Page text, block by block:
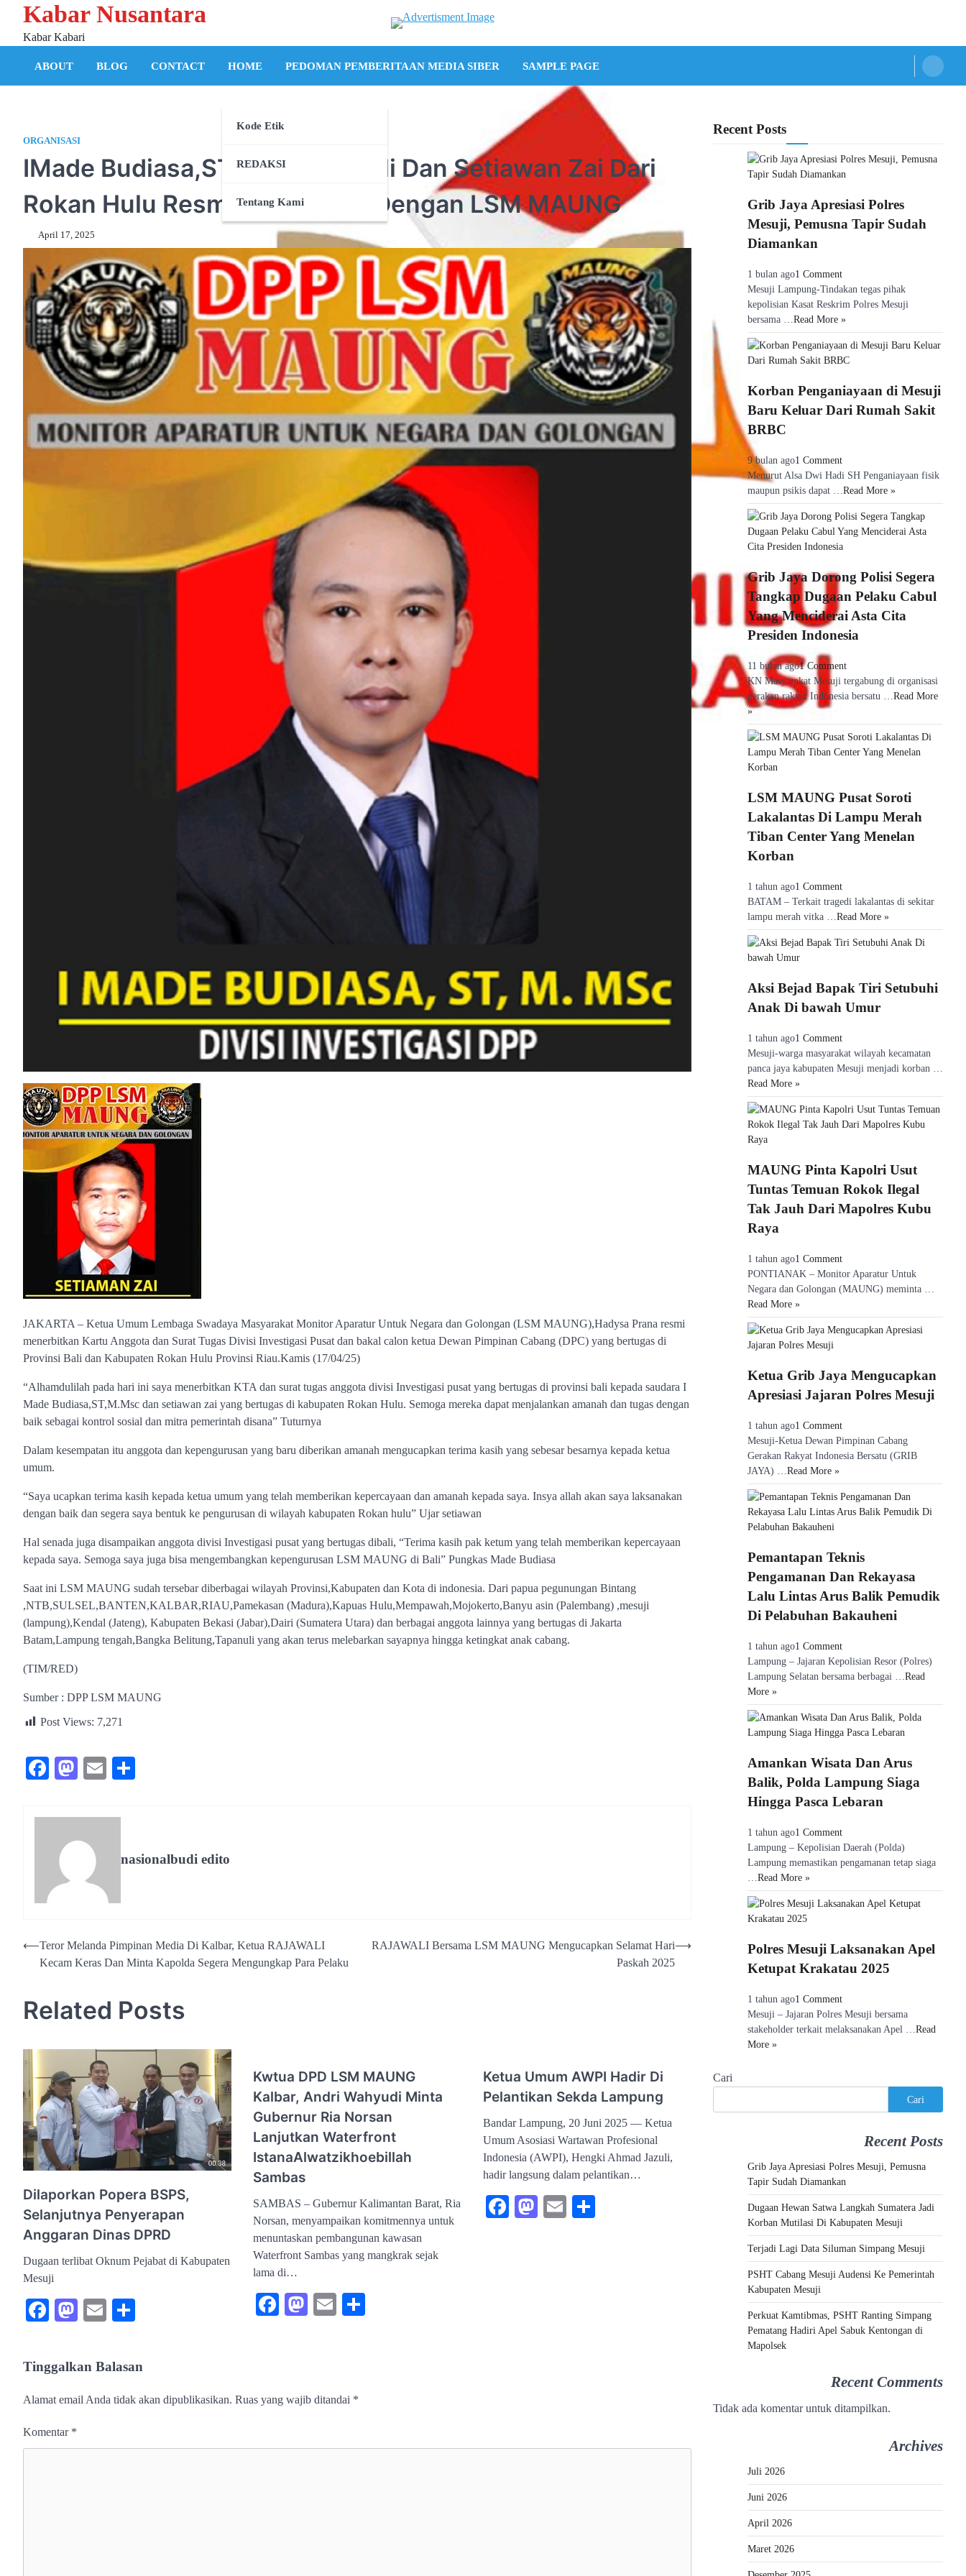
content
Kabar Nusantara
Kabar Kabari
ABOUT BLOG CONTACT HOME
Kode Etik
REDAKSI
Tentang Kami
PEDOMAN PEMBERITAAN MEDIA SIBER SAMPLE PAGE
ORGANISASI
IMade Budiasa,ST.M.Msc Di Bali Dan Setiawan Zai Dari
Rokan Hulu Resmi Bergabung Dengan LSM MAUNG
April 17, 2025
JAKARTA – Ketua Umum Lembaga Swadaya Masyarakat Monitor Aparatur Untuk Negara dan Golongan (LSM MAUNG),Hadysa Prana resmi
menerbitkan Kartu Anggota dan Surat Tugas Divisi Investigasi Pusat dan bakal calon ketua Dewan Pimpinan Cabang (DPC) yang bertugas di
Provinsi Bali dan Kabupaten Rokan Hulu Provinsi Riau.Kamis (17/04/25)
“Alhamdulilah pada hari ini saya menerbitkan KTA dan surat tugas anggota divisi Investigasi pusat yang bertugas di provinsi bali kepada saudara I
Made Budiasa,ST,M.Msc dan setiawan zai yang bertugas di kabupaten Rokan Hulu. Semoga mereka dapat menjalankan amanah dan tugas dengan
baik sebagai kontrol sosial dan mitra pemerintah disana” Tuturnya
Dalam kesempatan itu anggota dan kepengurusan yang baru diberikan amanah mengucapkan terima kasih yang sebesar besarnya kepada ketua
umum.
“Saya ucapkan terima kasih kepada ketua umum yang telah memberikan kepercayaan dan amanah kepada saya. Insya allah akan saya laksanakan
dengan baik dan segera saya bentuk ke pengurusan di wilayah kabupaten Rokan hulu” Ujar setiawan
Hal senada juga disampaikan anggota divisi Investigasi pusat yang bertugas dibali, “Terima kasih pak ketum yang telah memberikan kepercayaan
kepada saya. Semoga saya juga bisa mengembangkan kepengurusan LSM MAUNG di Bali” Pungkas Made Budiasa
Saat ini LSM MAUNG sudah tersebar diberbagai wilayah Provinsi,Kabupaten dan Kota di indonesia. Dari papua pegunungan Bintang
,NTB,SULSEL,BANTEN,KALBAR,RIAU,Pamekasan (Madura),Kapuas Hulu,Mempawah,Mojokerto,Banyu asin (Palembang) ,mesuji
(lampung),Kendal (Jateng), Kabupaten Bekasi (Jabar),Dairi (Sumatera Utara) dan berbagai anggota lainnya yang bertugas di Jakarta
Batam,Lampung tengah,Bangka Belitung,Tapanuli yang akan terus melebarkan sayapnya hingga ketingkat anak cabang.
(TIM/RED)
Sumber : DPP LSM MAUNG
Post Views: 7,271
Facebook
Mastodon
Email
nasionalbudi edito
Navigasi
pos
⟵Teror Melanda Pimpinan Media Di Kalbar, Ketua RAJAWALI
Kecam Keras Dan Minta Kapolda Segera Mengungkap Para Pelaku
RAJAWALI Bersama LSM MAUNG Mengucapkan Selamat Hari
Paskah 2025
⟶
Related Posts
Dilaporkan Popera BSPS,
Selanjutnya Penyerapan
Anggaran Dinas DPRD
Dugaan terlibat Oknum Pejabat di Kabupaten
Mesuji
Facebook
Mastodon
Email
Kwtua DPD LSM MAUNG
Kalbar, Andri Wahyudi Minta
Gubernur Ria Norsan
Lanjutkan Waterfront
IstanaAlwatzikhoebillah
Sambas
SAMBAS – Gubernur Kalimantan Barat, Ria
Norsan, menyampaikan komitmennya untuk
menuntaskan pembangunan kawasan
Waterfront Sambas yang mangkrak sejak
lama di…
Facebook
Mastodon
Email
Ketua Umum AWPI Hadir Di
Pelantikan Sekda Lampung
Bandar Lampung, 20 Juni 2025 — Ketua
Umum Asosiasi Wartawan Profesional
Indonesia (AWPI), Hengki Ahmad Jazuli,
hadir langsung dalam pelantikan…
Facebook
Mastodon
Email
Tinggalkan Balasan
Alamat email Anda tidak akan dipublikasikan. Ruas yang wajib ditandai *
Komentar *
Recent Posts
Grib Jaya Apresiasi Polres
Mesuji, Pemusna Tapir Sudah
Diamankan
1 bulan ago1 Comment
Mesuji Lampung-Tindakan tegas pihak
kepolisian Kasat Reskrim Polres Mesuji
bersama … Read More »
Korban Penganiayaan di Mesuji
Baru Keluar Dari Rumah Sakit
BRBC
9 bulan ago1 Comment
Menurut Alsa Dwi Hadi SH Penganiayaan fisik
maupun psikis dapat … Read More »
Grib Jaya Dorong Polisi Segera
Tangkap Dugaan Pelaku Cabul
Yang Menciderai Asta Cita
Presiden Indonesia
11 bulan ago1 Comment
KN Masyarakat Mesuji tergabung di organisasi
gerakan rakyat Indonesia bersatu … Read More
»
LSM MAUNG Pusat Soroti
Lakalantas Di Lampu Merah
Tiban Center Yang Menelan
Korban
1 tahun ago1 Comment
BATAM – Terkait tragedi lakalantas di sekitar
lampu merah vitka … Read More »
Aksi Bejad Bapak Tiri Setubuhi
Anak Di bawah Umur
1 tahun ago1 Comment
Mesuji-warga masyarakat wilayah kecamatan
panca jaya kabupaten Mesuji menjadi korban …
Read More »
MAUNG Pinta Kapolri Usut
Tuntas Temuan Rokok Ilegal
Tak Jauh Dari Mapolres Kubu
Raya
1 tahun ago1 Comment
PONTIANAK – Monitor Aparatur Untuk
Negara dan Golongan (MAUNG) meminta …
Read More »
Ketua Grib Jaya Mengucapkan
Apresiasi Jajaran Polres Mesuji
1 tahun ago1 Comment
Mesuji-Ketua Dewan Pimpinan Cabang
Gerakan Rakyat Indonesia Bersatu (GRIB
JAYA) … Read More »
Pemantapan Teknis
Pengamanan Dan Rekayasa
Lalu Lintas Arus Balik Pemudik
Di Pelabuhan Bakauheni
1 tahun ago1 Comment
Lampung – Jajaran Kepolisian Resor (Polres)
Lampung Selatan bersama berbagai … Read
More »
Amankan Wisata Dan Arus
Balik, Polda Lampung Siaga
Hingga Pasca Lebaran
1 tahun ago1 Comment
Lampung – Kepolisian Daerah (Polda)
Lampung memastikan pengamanan tetap siaga
Read More »
Polres Mesuji Laksanakan Apel
Ketupat Krakatau 2025
1 tahun ago1 Comment
Mesuji – Jajaran Polres Mesuji bersama
stakeholder terkait melaksanakan Apel … Read
More »
Cari
Cari
Recent Posts
Grib Jaya Apresiasi Polres Mesuji, Pemusna
Tapir Sudah Diamankan
Dugaan Hewan Satwa Langkah Sumatera Jadi
Korban Mutilasi Di Kabupaten Mesuji
Terjadi Lagi Data Siluman Simpang Mesuji
PSHT Cabang Mesuji Audensi Ke Pemerintah
Kabupaten Mesuji
Perkuat Kamtibmas, PSHT Ranting Simpang
Pematang Hadiri Apel Sabuk Kentongan di
Mapolsek
Recent Comments
Tidak ada komentar untuk ditampilkan.
Archives
Juli 2026
Juni 2026
April 2026
Maret 2026